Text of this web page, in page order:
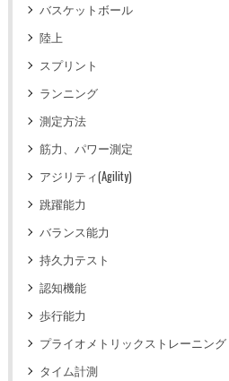
バスケットボール
陸上
スプリント
ランニング
測定方法
筋力、パワー測定
アジリティ(Agility)
跳躍能力
バランス能力
持久力テスト
認知機能
歩行能力
プライオメトリックストレーニング
タイム計測